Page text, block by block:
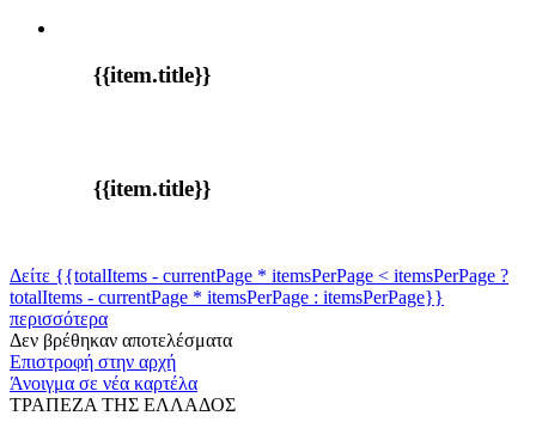
{{item.title}}
{{item.title}}
Δείτε {{totalItems - currentPage * itemsPerPage < itemsPerPage ?
totalItems - currentPage * itemsPerPage : itemsPerPage}}
περισσότερα
Δεν βρέθηκαν αποτελέσματα
Επιστροφή στην αρχή
Άνοιγμα σε νέα καρτέλα
ΤΡΑΠΕΖΑ ΤΗΣ ΕΛΛΑΔΟΣ